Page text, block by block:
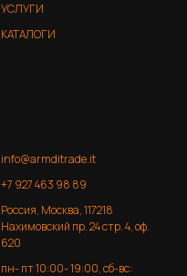
УСЛУГИ
КАТАЛОГИ
info@armditrade.it
+7 927 463 98 89
Россия, Москва, 117218
Нахимовский пр. 24 стр. 4, оф.
620
пн- пт 10:00- 19:00, сб-вс: